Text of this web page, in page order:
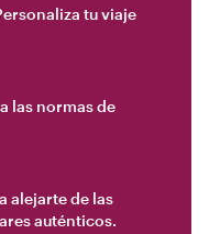
tu viaje
las normas de
alejarte de las
auténticos.